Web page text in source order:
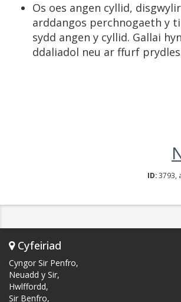
Os oes angen cyllid,
arddangos perchnogaeth y
sydd angen y cyllid. Gallai
ddaliadol neu ar ffurf
ID:3793,
Cyfeiriad
Cyngor Sir Penfro,
Neuadd y Sir,
Hwlffordd,
Sir Benfro,